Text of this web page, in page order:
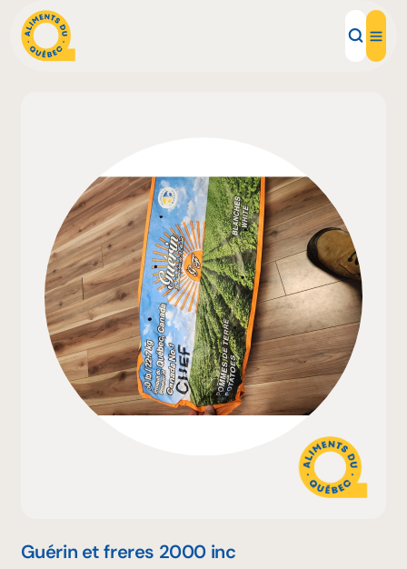
Recettes
Inspirations d'ici
Restaurants
Institutions
À propos
Guérin et freres 2000 inc